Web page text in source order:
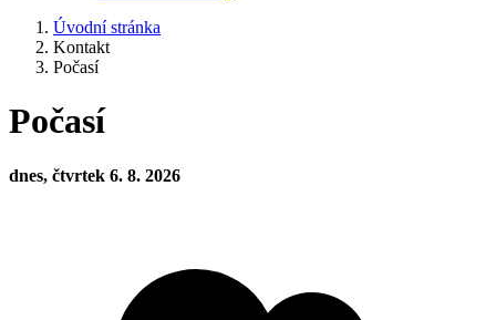
Úvodní stránka
Kontakt
Počasí
Počasí
dnes, čtvrtek 6. 8. 2026